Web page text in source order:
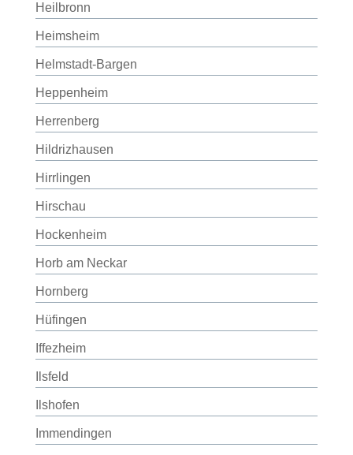
Heilbronn
Heimsheim
Helmstadt-Bargen
Heppenheim
Herrenberg
Hildrizhausen
Hirrlingen
Hirschau
Hockenheim
Horb am Neckar
Hornberg
Hüfingen
Iffezheim
Ilsfeld
Ilshofen
Immendingen